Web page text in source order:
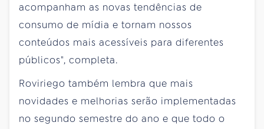
acompanham as novas tendências de
consumo de mídia e tornam nossos
conteúdos mais acessíveis para diferentes
públicos", completa.
Roviriego também lembra que mais
novidades e melhorias serão implementadas
no segundo semestre do ano e que todo o